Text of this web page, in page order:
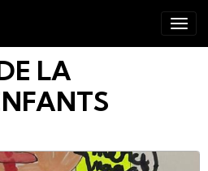
LA